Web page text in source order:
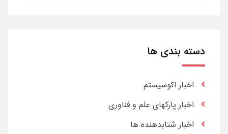
دسته بندی ها
اخبار اکوسیستم
اخبار پارکهای علم و فناوری
اخبار شتابدهنده ها